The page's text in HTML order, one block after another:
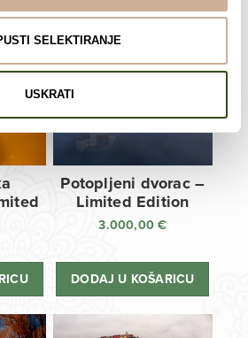
SELEKTIRANJE
USKRATI
Fotografije
Potopljeni dvorac –
Limited Edition
3.000,00€
DODAJ U KOŠARICU